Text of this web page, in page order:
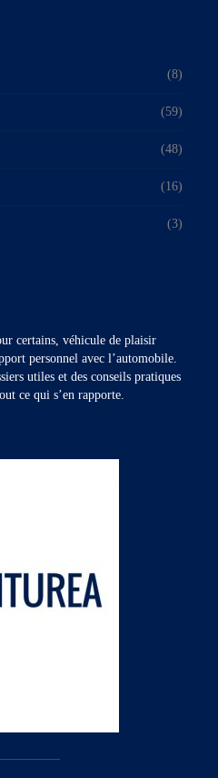
(8)
(59)
(48)
(16)
(3)
certains, véhicule de plaisir
personnel avec l’automobile.
utiles et des conseils pratiques
ce qui s’en rapporte.